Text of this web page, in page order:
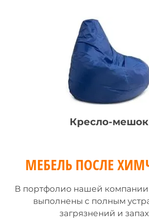
Кресло-мешок
МЕБЕЛЬ ПОСЛЕ
В портфолио нашей компании
выполнены c полным
загрязнений и